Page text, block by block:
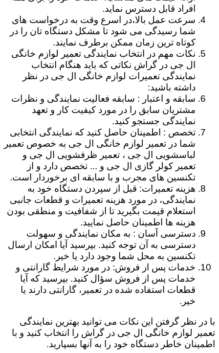
افراد قابل دسترس نماید.
سرعت عمل بالا،در اسرع وقت به درخواست های
شما رسیدگی می شود تا مشکل دستگاه تان را در
کوتاه ترین زمان ممکن برطرف نمایند.
نکات مهم در انتخاب نمایندگی تعمیر لوازم خانگی
ال جی در گراش نکاتی که باید هنگام انتخاب
نمایندگی تعمیرات لوازم خانگی ال جی در نظر
داشته باشید:
سابقه و اعتبار : سابقه فعالیت نمایندگی و نظرات
مشتریان سابق را در مورد کیفیت کار و تعهد
نمایندگی جستجو کنید.
تخصص : اطمینان حاصل کنید که نمایندگی انتخابی
شما در تعمیر لوازم خانگی ال جی به خصوص تعمیر
لباسشویی ال جی ، تعمیر ظرفشویی ال جی و
تعمیر کولر گازی ال جی و ... تخصص دارد و از
تکنسین های مجرب و با سابقه ای برخوردار است.
هزینه تعمیرات: قبل از سپردن دستگاه خود به
نمایندگی، در مورد هزینه تعمیرات و قطعات جانبی
استعلام قیمت بگیرید تا از شفافیت و منطقی بودن
هزینه ها اطمینان حاصل نمایید.
دسترسی آسان : به مکان نمایندگی و سهولت
دسترسی به آن توجه کنید. بپرسید آیا امکان ارسال
تکنسین به محل شما وجود دارد یا خیر.
خدمات پس از فروش: در مورد شرایط گارانتی و
خدمات پس از فروش سؤال کنید. بپرسید که آیا
قطعات استفاده شده در تعمیر، گارانتی دارند یا
خیر.
با در نظر گرفتن این نکات می توانید بهترین نمایندگی
تعمیر لوازم خانگی ال جی در گراش را انتخاب کنید و با
اطمینان خاطر دستگاه خود را به آنها بسپارید.